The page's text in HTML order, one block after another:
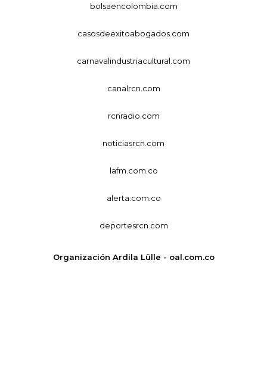
bolsaencolombia.com
casosdeexitoabogados.com
carnavalindustriacultural.com
canalrcn.com
rcnradio.com
noticiasrcn.com
lafm.com.co
alerta.com.co
deportesrcn.com
Organización Ardila Lülle - oal.com.co